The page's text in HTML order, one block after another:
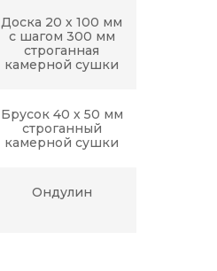
Доска 20 х 100 мм
с шагом 300 мм
строганная
камерной сушки
Брусок 40 х 50 мм
строганный
камерной сушки
Ондулин